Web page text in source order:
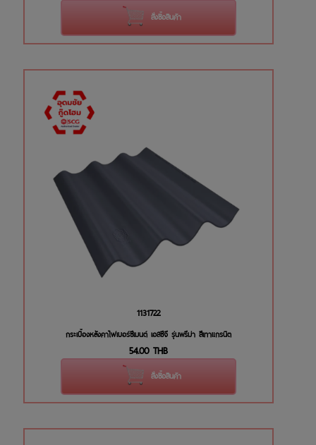
สั่งซื้อสินค้า
1131722
กระเบื้องหลังคาไฟเบอร์ซีเมนต์ เอสซีจี รุ่นพรีม่า สีเทาแกรนิต
54.00 THB
สั่งซื้อสินค้า